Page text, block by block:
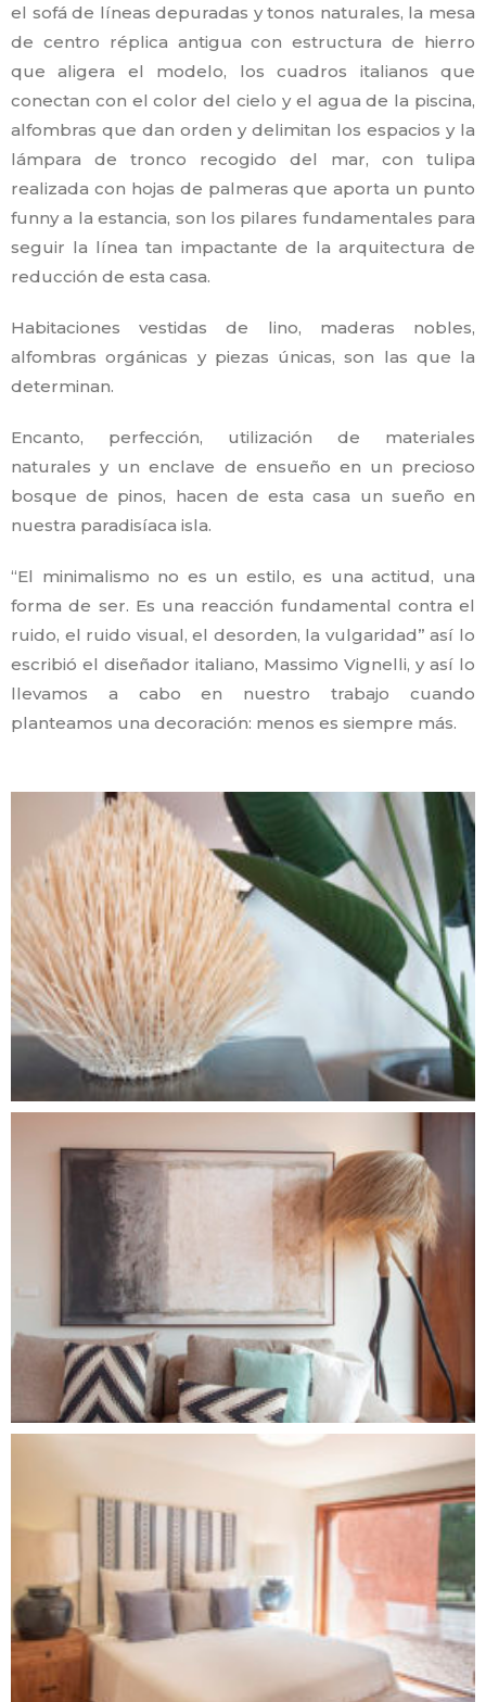
el sofá de líneas depuradas y tonos naturales, la mesa
de centro réplica antigua con estructura de hierro
que aligera el modelo, los cuadros italianos que
conectan con el color del cielo y el agua de la piscina,
alfombras que dan orden y delimitan los espacios y la
lámpara de tronco recogido del mar, con tulipa
realizada con hojas de palmeras que aporta un punto
funny a la estancia, son los pilares fundamentales para
seguir la línea tan impactante de la arquitectura de
reducción de esta casa.
Habitaciones vestidas de lino, maderas nobles,
alfombras orgánicas y piezas únicas, son las que la
determinan.
Encanto, perfección, utilización de materiales
naturales y un enclave de ensueño en un precioso
bosque de pinos, hacen de esta casa un sueño en
nuestra paradisíaca isla.
“El minimalismo no es un estilo, es una actitud, una
forma de ser. Es una reacción fundamental contra el
ruido, el ruido visual, el desorden, la vulgaridad” así lo
escribió el diseñador italiano, Massimo Vignelli, y así lo
llevamos a cabo en nuestro trabajo cuando
planteamos una decoración: menos es siempre más.